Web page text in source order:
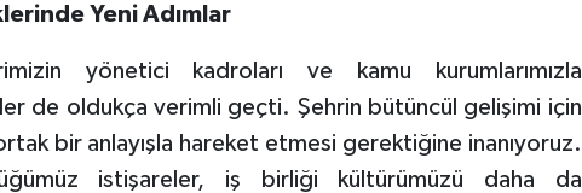
Yeni Adımlar
yönetici kadroları ve kamu kurumlarımızla
de oldukça verimli geçti. Şehrin bütüncül gelişimi için
bir anlayışla hareket etmesi gerektiğine inanıyoruz.
istişareler, iş birliği kültürümüzü daha da